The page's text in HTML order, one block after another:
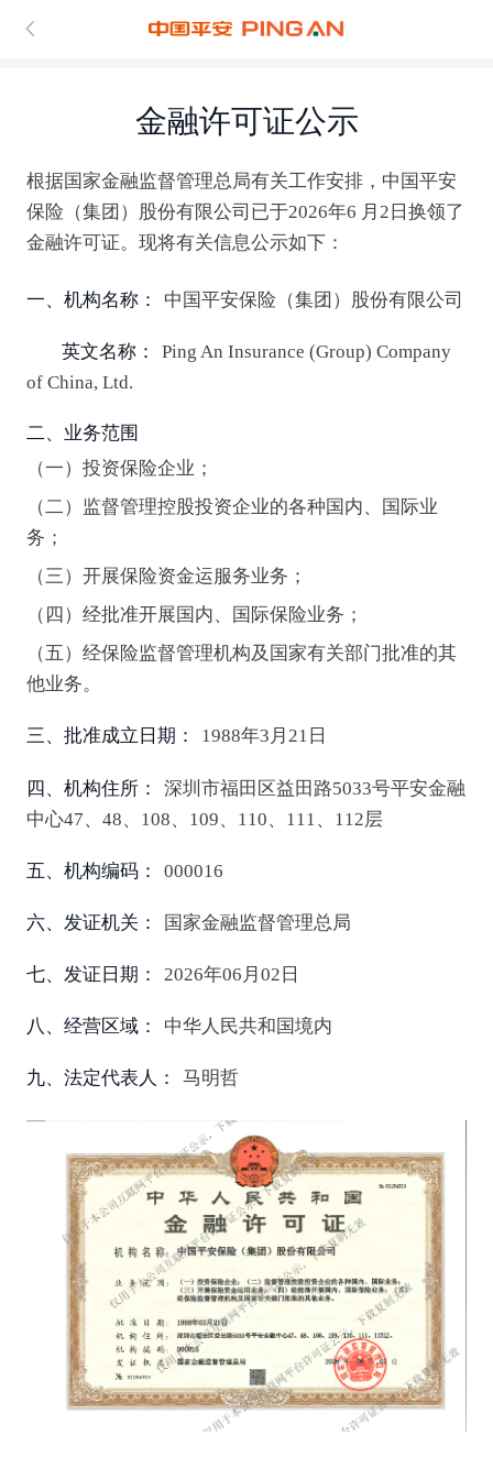
金融许可证公示
根据国家金融监督管理总局有关工作安排，中国平安
保险（集团）股份有限公司已于2026年6 月2日换领了
金融许可证。现将有关信息公示如下：
一、机构名称： 中国平安保险（集团）股份有限公司
英文名称：
Ping An Insurance (Group) Company
of China, Ltd.
二、业务范围
（一）投资保险企业；
（二）监督管理控股投资企业的各种国内、国际业
务；
（三）开展保险资金运服务业务；
（四）经批准开展国内、国际保险业务；
（五）经保险监督管理机构及国家有关部门批准的其
他业务。
三、批准成立日期： 1988年3月21日
四、机构住所：
深圳市福田区益田路5033号平安金融
中心47、48、108、109、110、111、112层
五、机构编码： 000016
六、发证机关： 国家金融监督管理总局
七、发证日期： 2026年06月02日
八、经营区域： 中华人民共和国境内
九、法定代表人： 马明哲